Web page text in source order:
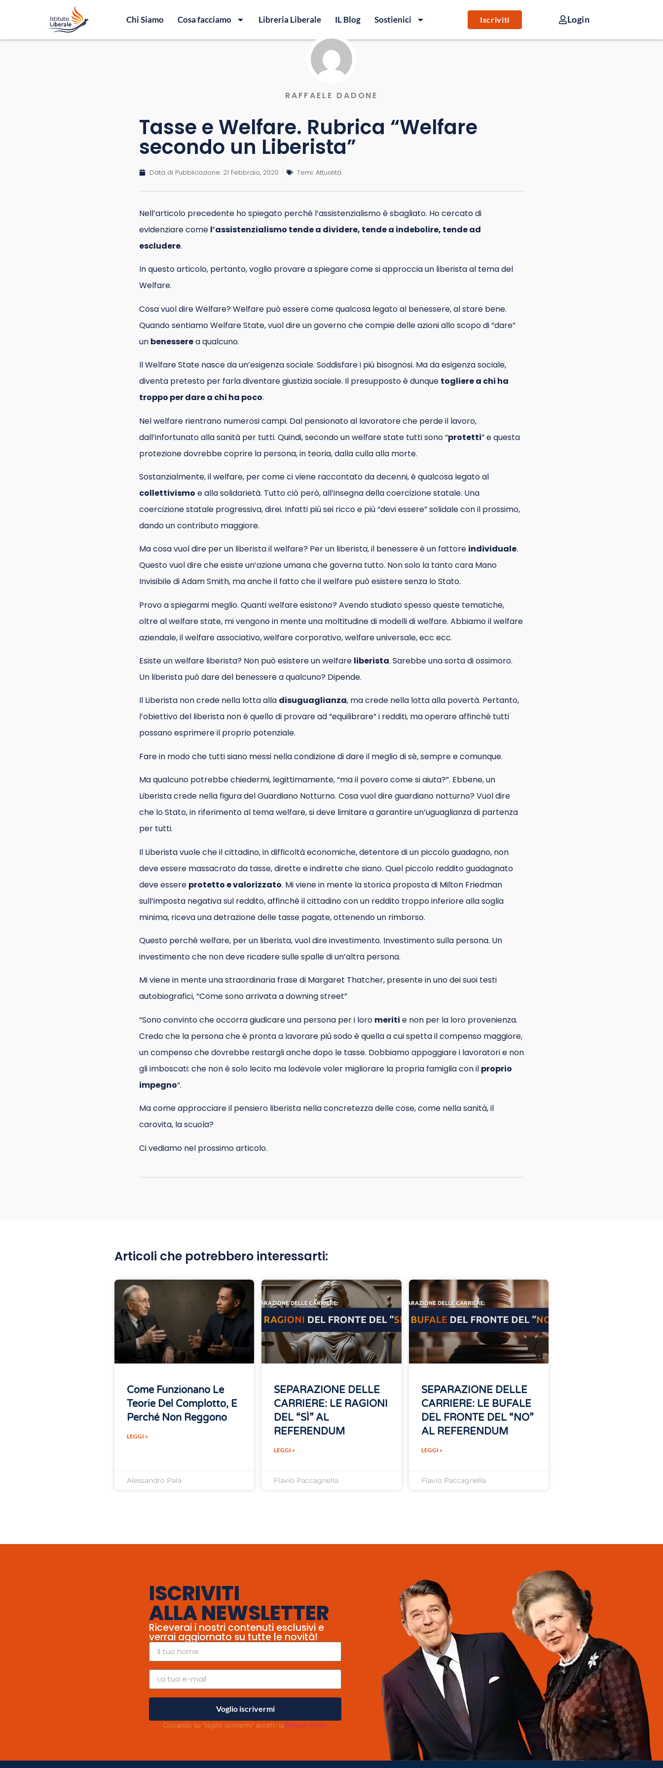
Chi Siamo Cosa facciamo Libreria Liberale IL Blog Sostienici Iscriviti Login
RAFFAELE DADONE
Tasse e Welfare. Rubrica “Welfare
secondo un Liberista”
Data di Pubblicazione: 21 Febbraio, 2020 Temi: Attualità
Nell’articolo precedente ho spiegato perché l’assistenzialismo è sbagliato. Ho cercato di
evidenziare come l’assistenzialismo tende a dividere, tende a indebolire, tende ad
escludere.
In questo articolo, pertanto, voglio provare a spiegare come si approccia un liberista al tema del
Welfare.
Cosa vuol dire Welfare? Welfare può essere come qualcosa legato al benessere, al stare bene.
Quando sentiamo Welfare State, vuol dire un governo che compie delle azioni allo scopo di “dare”
un benesserea qualcuno.
Il Welfare State nasce da un’esigenza sociale. Soddisfare i più bisognosi. Ma da esigenza sociale,
diventa pretesto per farla diventare giustizia sociale. Il presupposto è dunque togliere a chi ha
troppo per dare a chi ha poco.
Nel welfare rientrano numerosi campi. Dal pensionato al lavoratore che perde il lavoro,
dall’infortunato alla sanità per tutti. Quindi, secondo un welfare state tutti sono “protetti” e questa
protezione dovrebbe coprire la persona, in teoria, dalla culla alla morte.
Sostanzialmente, il welfare, per come ci viene raccontato da decenni, è qualcosa legato al
collettivismo e alla solidarietà. Tutto ciò però, all’insegna della coercizione statale. Una
coercizione statale progressiva, direi. Infatti più sei ricco e più “devi essere” solidale con il prossimo,
dando un contributo maggiore.
Ma cosa vuol dire per un liberista il welfare? Per un liberista, il benessere è un fattore individuale.
Questo vuol dire che esiste un’azione umana che governa tutto. Non solo la tanto cara Mano
Invisibile di Adam Smith, ma anche il fatto che il welfare può esistere senza lo Stato.
Provo a spiegarmi meglio. Quanti welfare esistono? Avendo studiato spesso queste tematiche,
oltre al welfare state, mi vengono in mente una moltitudine di modelli di welfare. Abbiamo il welfare
aziendale, il welfare associativo, welfare corporativo, welfare universale, ecc ecc.
Esiste un welfare liberista? Non può esistere un welfare liberista. Sarebbe una sorta di ossimoro.
Un liberista può dare del benessere a qualcuno? Dipende.
Il Liberista non crede nella lotta alla disuguaglianza, ma crede nella lotta alla povertà. Pertanto,
l’obiettivo del liberista non è quello di provare ad “equilibrare” i redditi, ma operare affinché tutti
possano esprimere il proprio potenziale.
Fare in modo che tutti siano messi nella condizione di dare il meglio di sè, sempre e comunque.
Ma qualcuno potrebbe chiedermi, legittimamente, “ma il povero come si aiuta?”. Ebbene, un
Liberista crede nella figura del Guardiano Notturno. Cosa vuol dire guardiano notturno? Vuol dire
che lo Stato, in riferimento al tema welfare, si deve limitare a garantire un’uguaglianza di partenza
per tutti.
Il Liberista vuole che il cittadino, in difficoltà economiche, detentore di un piccolo guadagno, non
deve essere massacrato da tasse, dirette e indirette che siano. Quel piccolo reddito guadagnato
deve essere protetto e valorizzato. Mi viene in mente la storica proposta di Milton Friedman
sull’imposta negativa sul reddito, affinchè il cittadino con un reddito troppo inferiore alla soglia
minima, riceva una detrazione delle tasse pagate, ottenendo un rimborso.
Questo perché welfare, per un liberista, vuol dire investimento. Investimento sulla persona. Un
investimento che non deve ricadere sulle spalle di un’altra persona.
Mi viene in mente una straordinaria frase di Margaret Thatcher, presente in uno dei suoi testi
autobiografici, “Come sono arrivata a downing street”
“Sono convinto che occorra giudicare una persona per i loro meriti e non per la loro provenienza.
Credo che la persona che è pronta a lavorare più sodo è quella a cui spetta il compenso maggiore,
un compenso che dovrebbe restargli anche dopo le tasse. Dobbiamo appoggiare i lavoratori e non
gli imboscati: che non è solo lecito ma lodevole voler migliorare la propria famiglia con il proprio
impegno“.
Ma come approcciare il pensiero liberista nella concretezza delle cose, come nella sanità, il
carovita, la scuola?
Ci vediamo nel prossimo articolo.
Articoli che potrebbero interessarti:
Come Funzionano Le
Teorie Del Complotto, E
Perché Non Reggono
LEGGI »
Alessandro Pala
SEPARAZIONE DELLE
CARRIERE: LE RAGIONI
DEL “SÌ” AL
REFERENDUM
LEGGI »
Flavio Paccagnella
SEPARAZIONE DELLE
CARRIERE: LE BUFALE
DEL FRONTE DEL “NO”
AL REFERENDUM
LEGGI »
Flavio Paccagnella
ISCRIVITI
ALLA NEWSLETTER
Riceverai i nostri contenuti esclusivi e
verrai aggiornato su tutte le novità!
Voglio iscrivermi
Cliccando su "Voglio iscrivermi"accetti la Privacy Policy.